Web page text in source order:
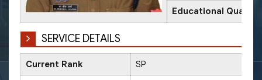
Educational
SERVICE DETAILS
Current Rank SP